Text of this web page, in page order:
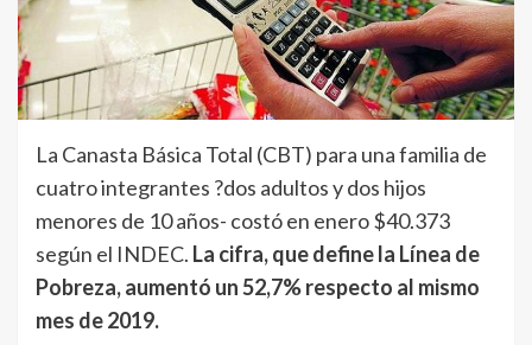
La Canasta Básica Total (CBT) para una familia de
cuatro integrantes ?dos adultos y dos hijos
menores de 10 años- costó en enero $40.373
según el INDEC. La cifra, que define la Línea de
Pobreza, aumentó un 52,7% respecto al mismo
mes de 2019.